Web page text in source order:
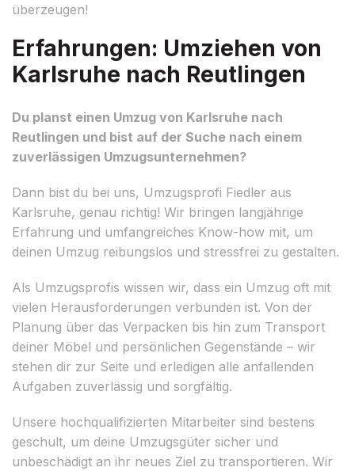
überzeugen!
Erfahrungen: Umziehen von
Karlsruhe nach Reutlingen
Du planst einen Umzug von Karlsruhe nach
Reutlingen und bist auf der Suche nach einem
zuverlässigen Umzugsunternehmen?
Dann bist du bei uns, Umzugsprofi Fiedler aus
Karlsruhe, genau richtig! Wir bringen langjährige
Erfahrung und umfangreiches Know-how mit, um
deinen Umzug reibungslos und stressfrei zu gestalten.
Als Umzugsprofis wissen wir, dass ein Umzug oft mit
vielen Herausforderungen verbunden ist. Von der
Planung über das Verpacken bis hin zum Transport
deiner Möbel und persönlichen Gegenstände – wir
stehen dir zur Seite und erledigen alle anfallenden
Aufgaben zuverlässig und sorgfältig.
Unsere hochqualifizierten Mitarbeiter sind bestens
geschult, um deine Umzugsgüter sicher und
unbeschädigt an ihr neues Ziel zu transportieren. Wir